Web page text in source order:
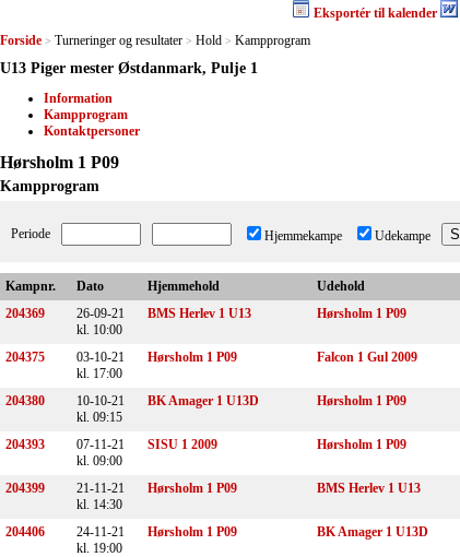
Eksportér til kalender
Forside > Turneringer og resultater > Hold > Kampprogram
U13 Piger mester Østdanmark, Pulje 1
Information
Kampprogram
Kontaktpersoner
Hørsholm 1 P09
Kampprogram
Periode Hjemmekampe Udekampe
Kampnr. Dato Hjemmehold Udehold
204369
26-09-21
kl. 10:00
BMS Herlev 1 U13 Hørsholm 1 P09
204375
03-10-21
kl. 17:00
Hørsholm 1 P09 Falcon 1 Gul 2009
204380
10-10-21
kl. 09:15
BK Amager 1 U13D Hørsholm 1 P09
204393
07-11-21
kl. 09:00
SISU 1 2009 Hørsholm 1 P09
204399
21-11-21
kl. 14:30
Hørsholm 1 P09 BMS Herlev 1 U13
204406
24-11-21
kl. 19:00
Hørsholm 1 P09 BK Amager 1 U13D